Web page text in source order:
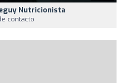
Nutricionista
contacto